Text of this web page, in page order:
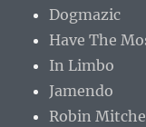
Dogmazic
Have The
In Limbo
Jamendo
Robin